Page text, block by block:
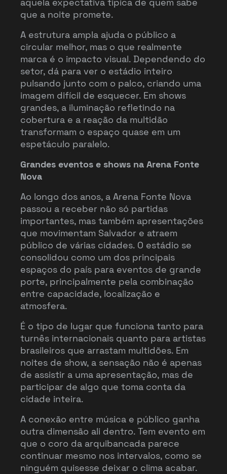
que a noite promete.
A estrutura ampla ajuda o público a
circular melhor, mas o que realmente
marca é o impacto visual. Dependendo do
setor, dá para ver o estádio inteiro
pulsando junto com o palco, criando uma
imagem difícil de esquecer. Em shows
grandes, a iluminação refletindo na
cobertura e a reação da multidão
transformam o espaço quase em um
espetáculo paralelo.
Grandes eventos e shows na Arena Fonte
Nova
Ao longo dos anos, a Arena Fonte Nova
passou a receber não só partidas
importantes, mas também apresentações
que movimentam Salvador e atraem
público de várias cidades. O estádio se
consolidou como um dos principais
espaços do país para eventos de grande
porte, principalmente pela combinação
entre capacidade, localização e
atmosfera.
É o tipo de lugar que funciona tanto para
turnês internacionais quanto para artistas
brasileiros que arrastam multidões. Em
noites de show, a sensação não é apenas
de assistir a uma apresentação, mas de
participar de algo que toma conta da
cidade inteira.
A conexão entre música e público ganha
outra dimensão ali dentro. Tem evento em
que o coro da arquibancada parece
continuar mesmo nos intervalos, como se
ninguém quisesse deixar o clima acabar.